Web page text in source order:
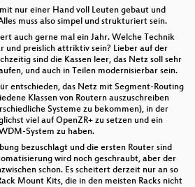
nur einer Hand voll Leuten gebaut und
muss also simpel und strukturiert sein.
auch gerne mal ein Jahr. Welche Technik
und preislich attriktiv sein? Lieber auf der
sind die Kassen leer, das Netz soll sehr
und auch in Teilen modernisierbar sein.
entschieden, das Netz mit Segment-Routing
Klassen von Routern auszuschreiben
Systeme zu bekommen), in der
viel auf OpenZR+ zu setzen und ein
System zu haben.
bezuschlagt und die ersten Router sind
wird noch geschraubt, aber der
schon. Es scheitert derzeit nur an so
Mount Kits, die in den meisten Racks nicht